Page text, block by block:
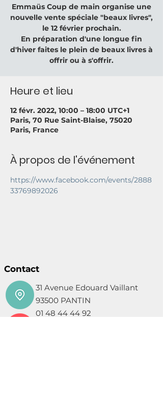
Emmaüs Coup de main organise une
nouvelle vente spéciale "beaux livres",
le 12 février prochain.
En préparation d'une longue fin
d'hiver faites le plein de beaux livres à
offrir ou à s'offrir.
Heure et lieu
12 févr. 2022, 10:00 – 18:00 UTC+1
Paris, 70 Rue Saint-Blaise, 75020
Paris, France
À propos de l'événement
https://www.facebook.com/events/2888
33769892026
Contact
31 Avenue Edouard Vaillant
93500 PANTIN
01 48 44 44 92